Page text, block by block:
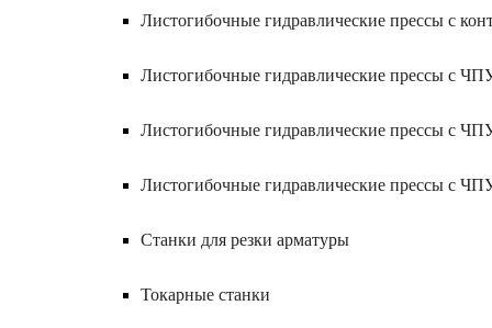
Листогибочные гидравлические прессы с
Листогибочные гидравлические прессы с
Листогибочные гидравлические прессы с
Листогибочные гидравлические прессы с
Станки для резки арматуры
Токарные станки